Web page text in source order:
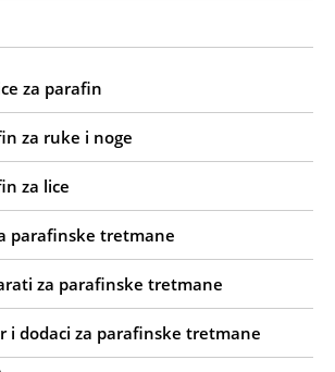
za parafin
za ruke i noge
za lice
parafinske tretmane
za parafinske tretmane
i dodaci za parafinske tretmane